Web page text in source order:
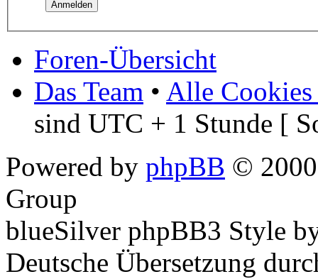
Foren-Übersicht
Das Team • Alle Cookies
sind UTC + 1 Stunde [
Powered by phpBB ©
Group
blueSilver phpBB3 Style
Deutsche Übersetzung